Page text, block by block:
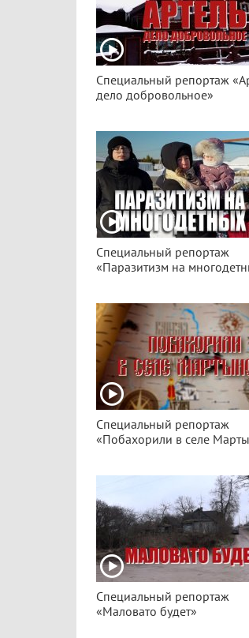
Специальный репортаж
дело добровольное»
Специальный репортаж
«Паразитизм на
Специальный репортаж
«Побахорили в селе
Специальный репортаж
«Маловато будет»